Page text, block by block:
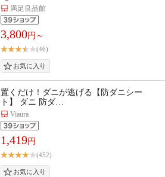
満足良品館
3,800円～
(46)
置くだけ！ダニが逃げる【防ダニシー
ト】 ダニ 防ダ…
Viaura
1,419円
(452)